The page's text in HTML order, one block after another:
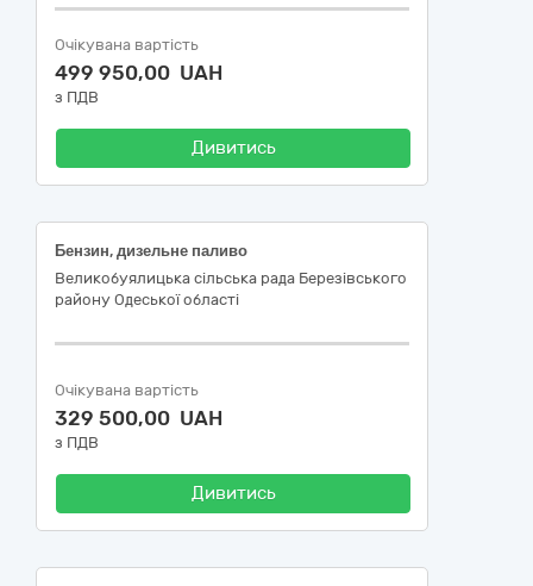
Очікувана вартість
499 950,00 UAH
з ПДВ
Дивитись
Бензин, дизельне паливо
Великобуялицька сільська рада Березівського
району Одеської області
Очікувана вартість
329 500,00 UAH
з ПДВ
Дивитись